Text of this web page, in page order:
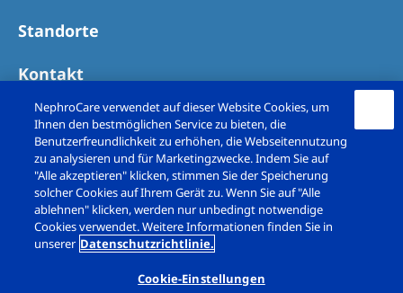
Standorte
Kontakt
Copyright © Nephrocare Deutschland GmbH 2026. All
NephroCare verwendet auf dieser Website Cookies, um
Ihnen den bestmöglichen Service zu bieten, die
Benutzerfreundlichkeit zu erhöhen, die Webseitennutzung
zu analysieren und für Marketingzwecke. Indem Sie auf
"Alle akzeptieren" klicken, stimmen Sie der Speicherung
solcher Cookies auf Ihrem Gerät zu. Wenn Sie auf "Alle
ablehnen" klicken, werden nur unbedingt notwendige
Cookies verwendet. Weitere Informationen finden Sie in
unserer Datenschutzrichtlinie.
Cookie-Einstellungen